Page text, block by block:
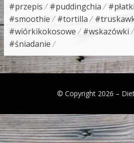
#przepis
#puddingchia
#smoothie
#tortilla
#wiórkikokosowe
#wskazówki
#śniadanie
© Copyright 2026 –